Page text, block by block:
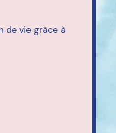
de vie grâce à